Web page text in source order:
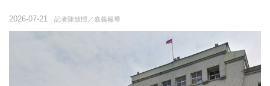
記者陳致愷／嘉義報導
2026-07-21